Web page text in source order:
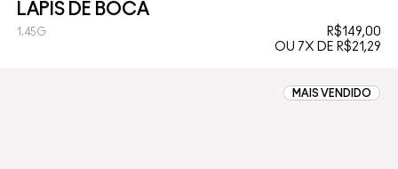
LÁPIS DE BOCA
R$149,00
OU 7X DE R$21,29
1.45G
MAIS VENDIDO